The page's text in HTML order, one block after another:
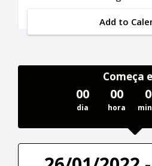
Add to
Começa
00
dia
00
hora